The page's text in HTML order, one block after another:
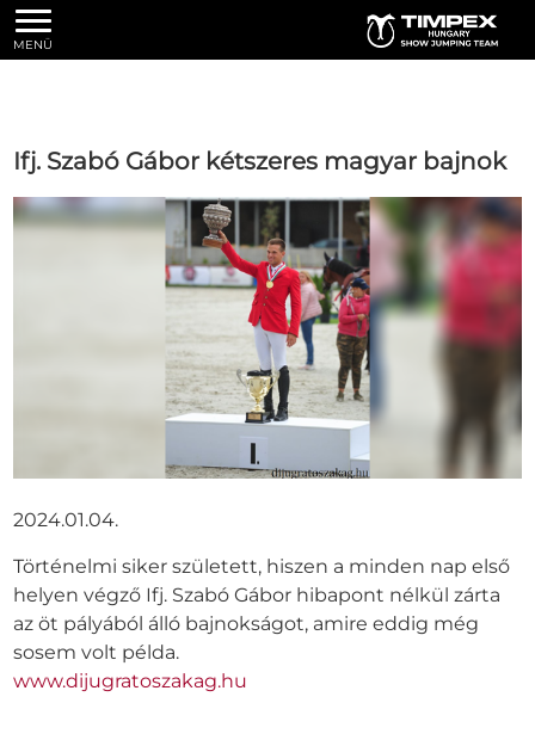
MENÜ
Ifj. Szabó Gábor kétszeres magyar bajnok
2024.01.04.
Történelmi siker született, hiszen a minden nap első
helyen végző Ifj. Szabó Gábor hibapont nélkül zárta
az öt pályából álló bajnokságot, amire eddig még
sosem volt példa.
www.dijugratoszakag.hu